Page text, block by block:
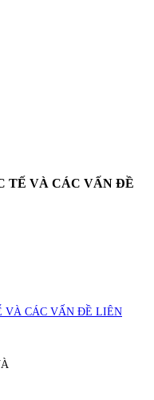
TẾ VÀ CÁC VẤN ĐỀ